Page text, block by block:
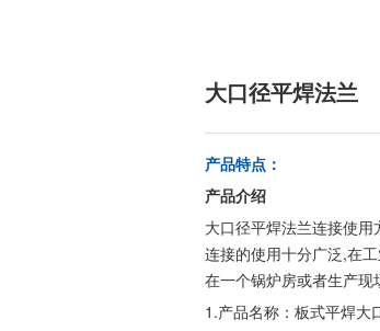
大口径平焊法兰
产品特点：
产品介绍
大口径平焊法兰连接使
连接的使用十分广泛,在
在一个锅炉房或者生产
1.产品名称：板式平焊大